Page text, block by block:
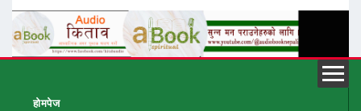
होमपेज